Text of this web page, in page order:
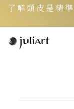
了解頭皮是精
新客限定》